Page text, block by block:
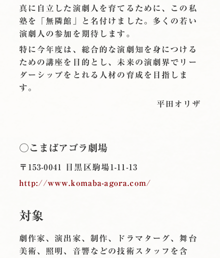
真に自立した演劇人を育てるために、この私
塾を「無隣館」と名付けました。多くの若い
演劇人の参加を期待します。
特に今年度は、総合的な演劇知を身につける
ための講座を目的とし、未来の演劇界でリー
ダーシップをとれる人材の育成を目指しま
す。
平田オリザ
○こまばアゴラ劇場
〒153-0041 目黒区駒場1-11-13
http://www.komaba-agora.com/
対象
劇作家、演出家、制作、ドラマターグ、舞台
美術、照明、音響などの技術スタッフを含